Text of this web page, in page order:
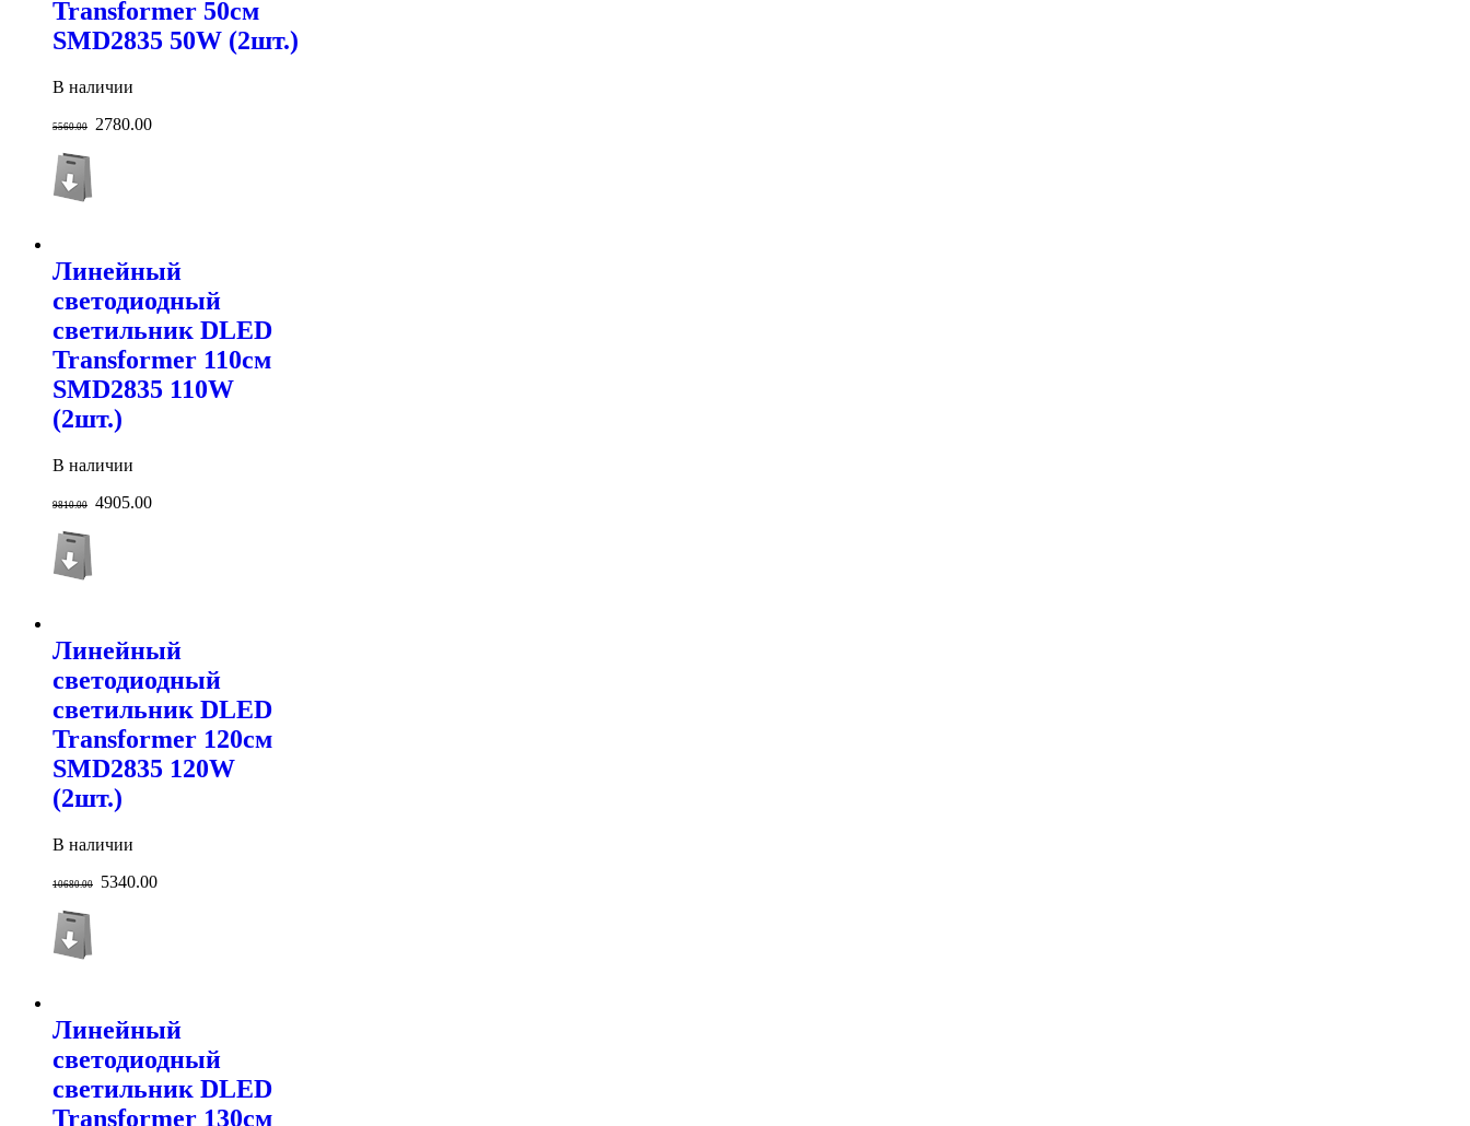
Transformer 50см
SMD2835 50W (2шт.)
В наличии
5560.00 2780.00
Линейный
светодиодный
светильник DLED
Transformer 110см
SMD2835 110W
(2шт.)
В наличии
9810.00 4905.00
Линейный
светодиодный
светильник DLED
Transformer 120см
SMD2835 120W
(2шт.)
В наличии
10680.00 5340.00
Линейный
светодиодный
светильник DLED
Transformer 130см